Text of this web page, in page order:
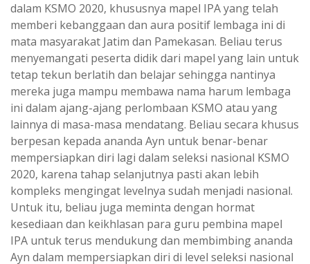
dalam KSMO 2020, khususnya mapel IPA yang telah
memberi kebanggaan dan aura positif lembaga ini di
mata masyarakat Jatim dan Pamekasan. Beliau terus
menyemangati peserta didik dari mapel yang lain untuk
tetap tekun berlatih dan belajar sehingga nantinya
mereka juga mampu membawa nama harum lembaga
ini dalam ajang-ajang perlombaan KSMO atau yang
lainnya di masa-masa mendatang. Beliau secara khusus
berpesan kepada ananda Ayn untuk benar-benar
mempersiapkan diri lagi dalam seleksi nasional KSMO
2020, karena tahap selanjutnya pasti akan lebih
kompleks mengingat levelnya sudah menjadi nasional.
Untuk itu, beliau juga meminta dengan hormat
kesediaan dan keikhlasan para guru pembina mapel
IPA untuk terus mendukung dan membimbing ananda
Ayn dalam mempersiapkan diri di level seleksi nasional